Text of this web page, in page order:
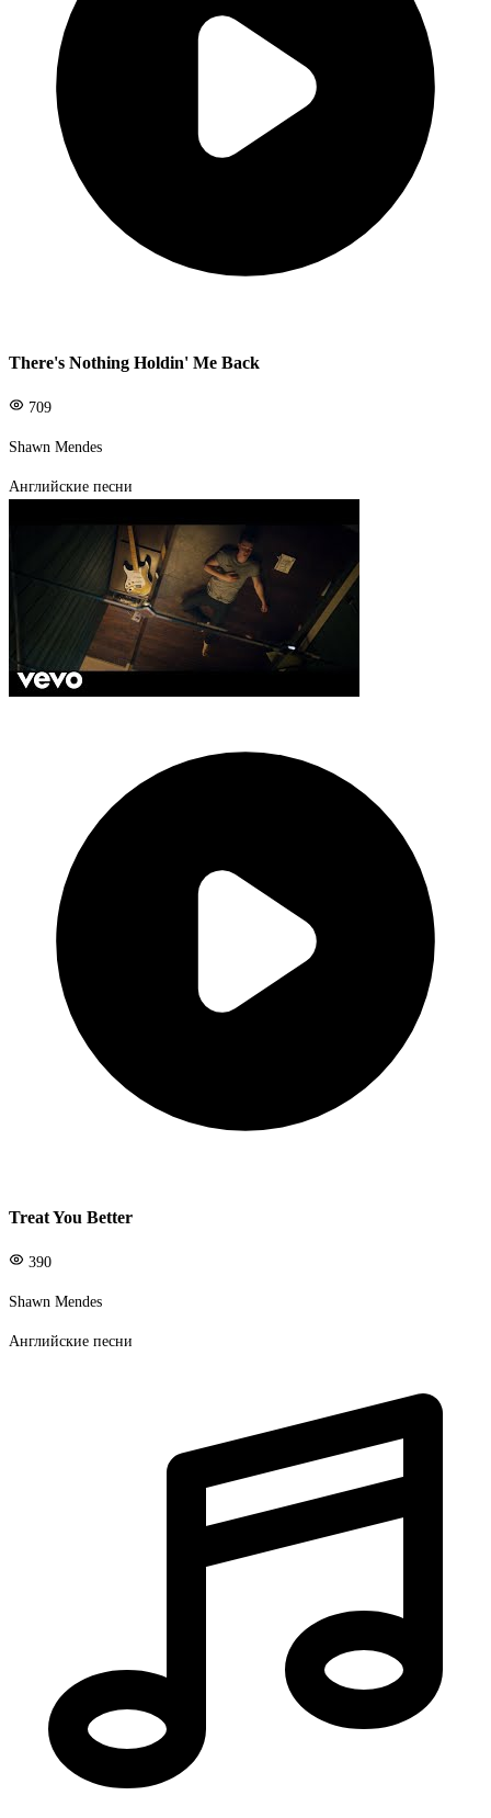
There's Nothing Holdin' Me Back
709
Shawn Mendes
Английские песни
Treat You Better
390
Shawn Mendes
Английские песни